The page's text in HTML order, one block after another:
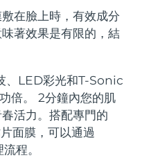
在臉上時，有效成分
著效果是有限的，結
、LED彩光和T-Sonic
倍。 2分鐘內您的肌
活力。搭配專門的
面膜，可以通過
程。
on-the-go
口腔護理
toothbrush
預計送達日期 8/10/26
預計送達日期8/16/26
預計送達日期8/13/26
預計送達日期8/15/26
預計送達日期8/10/26